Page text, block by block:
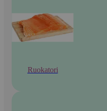
Ruokatori